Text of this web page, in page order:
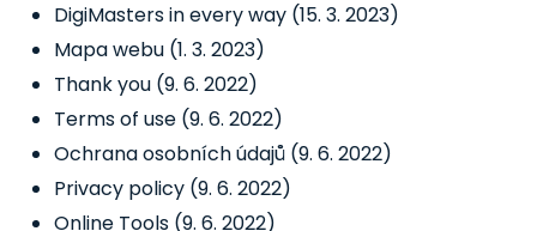
DigiMasters in every way (15. 3. 2023)
Mapa webu (1. 3. 2023)
Thank you (9. 6. 2022)
Terms of use (9. 6. 2022)
Ochrana osobních údajů (9. 6. 2022)
Privacy policy (9. 6. 2022)
Online Tools (9. 6. 2022)